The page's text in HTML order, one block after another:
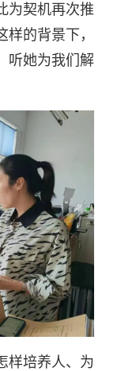
为契机再次推
的背景下，
听她为我们解
样培养人、为